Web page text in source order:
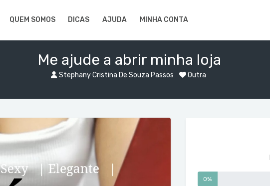
QUEM SOMOS DICAS AJUDA MINHA CONTA
Me ajude a abrir minha loja
Stephany Cristina De Souza Passos Outra
0%